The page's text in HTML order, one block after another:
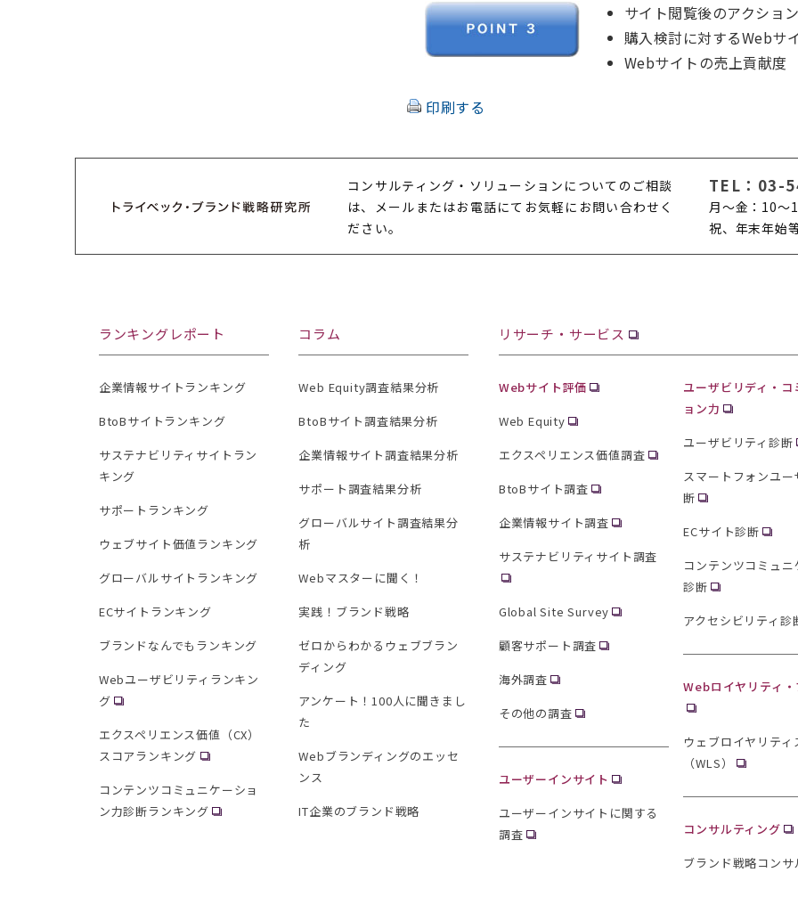
サイト閲覧後のアクション
購入検討に対するWebサ
Webサイトの売上貢献度
印刷する
コンサルティング・ソリューションについてのご相談
は、メールまたはお電話にてお気軽にお問い合わせく
ださい。
TEL： 03-
月〜金：10〜
祝、年末年始等
ランキングレポート
企業情報サイトランキング
BtoBサイトランキング
サステナビリティサイトラン
キング
サポートランキング
ウェブサイト価値ランキング
グローバルサイトランキング
ECサイトランキング
ブランドなんでもランキング
Webユーザビリティランキン
グ
エクスペリエンス価値（CX）
スコアランキング
コンテンツコミュニケーショ
ン力診断ランキング
コラム
Web Equity調査結果分析
BtoBサイト調査結果分析
企業情報サイト調査結果分析
サポート調査結果分析
グローバルサイト調査結果分
析
Webマスターに聞く！
実践！ブランド戦略
ゼロからわかるウェブブラン
ディング
アンケート！100人に聞きまし
た
Webブランディングのエッセ
ンス
IT企業のブランド戦略
リサーチ・サービス
Webサイト評価
Web Equity
エクスペリエンス価値調査
BtoBサイト調査
企業情報サイト調査
サステナビリティサイト調査
Global Site Survey
顧客サポート調査
海外調査
その他の調査
ユーザーインサイト
ユーザーインサイトに関する
調査
ユーザビリディ・コ
ョン力
ユーザビリティ診断
スマートフォンユー
断
ECサイト診断
コンテンツコミュ
診断
アクセシビリティ診
Webロイヤリティ
ウェブロイヤリティ
（WLS）
コンサルティング
ブランド戦略コンサ